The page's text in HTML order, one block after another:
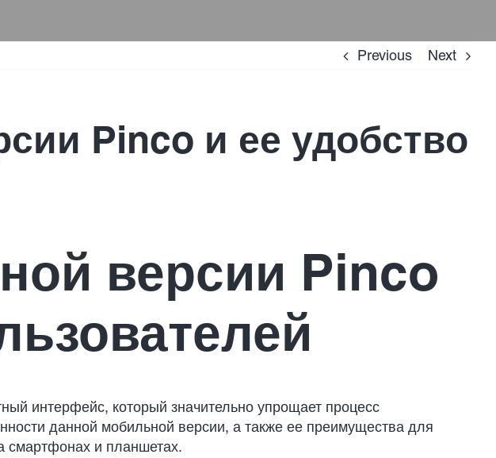
Previous Next
Pinco и ее удобство
версии Pinco
интерфейс, который значительно упрощает процесс
данной мобильной версии, а также ее преимущества для
смартфонах и планшетах.